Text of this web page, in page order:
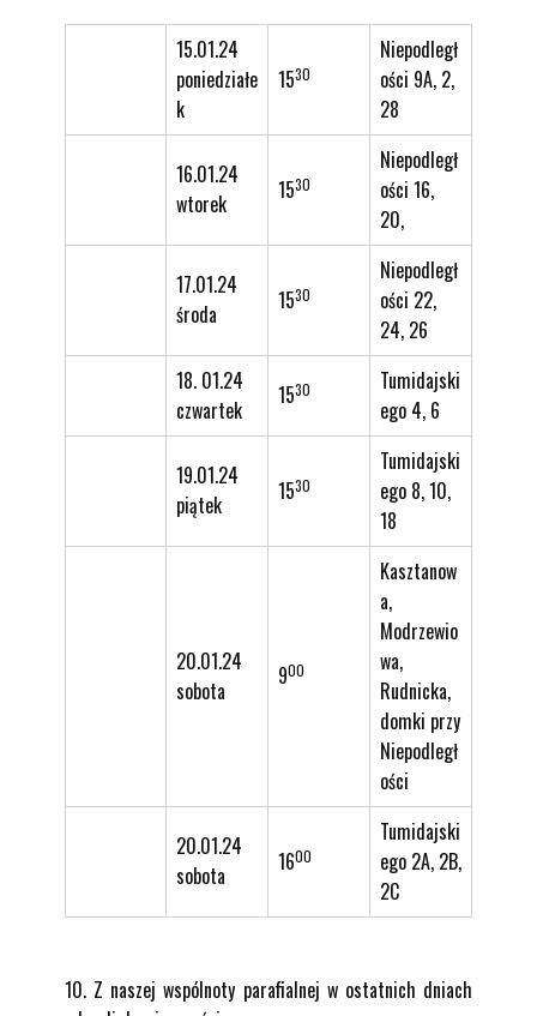
15.01.24
poniedziałe
k
1530
Niepodległ
ości 9A, 2,
28
16.01.24
wtorek
1530
Niepodległ
ości 16,
20,
17.01.24
środa
1530
Niepodległ
ości 22,
24, 26
18. 01.24
czwartek
1530
Tumidajski
ego 4, 6
19.01.24
piątek
1530
Tumidajski
ego 8, 10,
18
20.01.24
sobota
900
Kasztanow
a,
Modrzewio
wa,
Rudnicka,
domki przy
Niepodległ
ości
20.01.24
sobota
1600
Tumidajski
ego 2A, 2B,
2C
10. Z naszej wspólnoty parafialnej w ostatnich dniach